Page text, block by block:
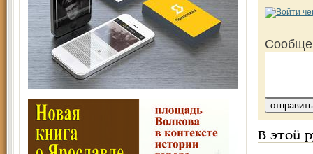
В этой